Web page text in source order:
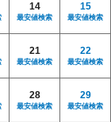
14
最安値検索
15
最安値検索
21
最安値検索
22
最安値検索
28
最安値検索
29
最安値検索